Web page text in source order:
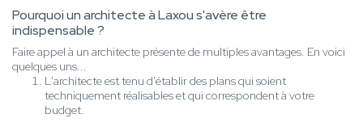
Pourquoi un architecte à Laxou s'avère être
indispensable ?
Faire appel à un architecte présente de multiples avantages. En voici
quelques uns...
L'architecte est tenu d'établir des plans qui soient
techniquement réalisables et qui correspondent à votre
budget.